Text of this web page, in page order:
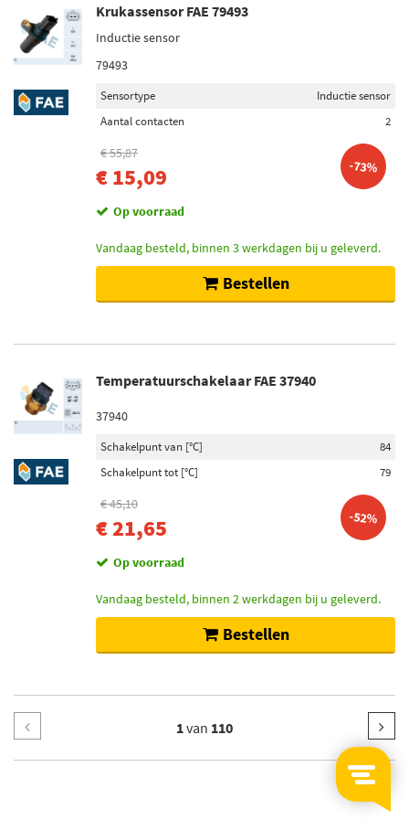
Krukassensor FAE 79493
Inductie sensor
79493
Sensortype
Inductie sensor
Aantal contacten
2
€ 55,87
€ 15,09 -73%
Op voorraad
Vandaag besteld, binnen 3 werkdagen bij u geleverd.
Bestellen
Temperatuurschakelaar FAE 37940
37940
Schakelpunt van [°C]
84
Schakelpunt tot [°C]
79
€ 45,10
€ 21,65 -52%
Op voorraad
Vandaag besteld, binnen 2 werkdagen bij u geleverd.
Bestellen
1van 110